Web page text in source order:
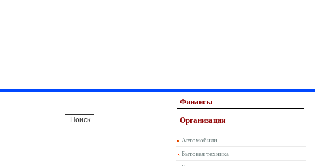
Финансы
Организации
Автомобили
Бытовая техника